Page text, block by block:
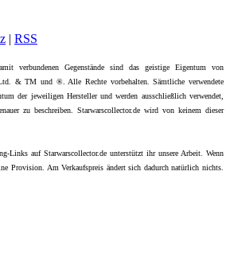
| RSS
verbundenen Gegenstände sind das geistige Eigentum von
& TM und ®. Alle Rechte vorbehalten. Sämtliche verwendete
der jeweiligen Hersteller und werden ausschließlich verwendet,
zu beschreiben. Starwarscollector.de wird von keinem dieser
Links auf Starwarscollector.de unterstützt ihr unsere Arbeit. Wenn
Provision. Am Verkaufspreis ändert sich dadurch natürlich nichts.